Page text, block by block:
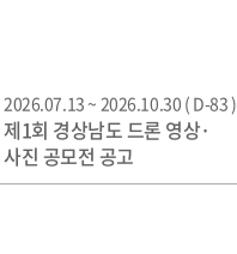
2026.07.13 ~ 2026.10.30 ( D-83 )
제1회 경상남도 드론 영상·
사진 공모전 공고